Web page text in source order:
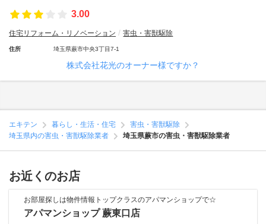
3.00
住宅リフォーム・リノベーション 害虫・害獣駆除
住所 埼玉県蕨市中央3丁目7-1
株式会社花光のオーナー様ですか？
エキテン 暮らし・生活・住宅
害虫・害獣駆除
埼玉県内の害虫・害獣駆除業者
埼玉県蕨市の害虫・害獣駆除業者
お近くのお店
お部屋探しは物件情報トップクラスのアパマンショップで☆
アパマンショップ 蕨東口店